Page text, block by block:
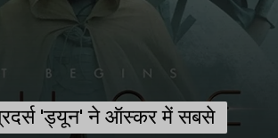
ब्रदर्स 'ड्यून' ने ऑस्कर में सबसे
ब्रदर्स 'ड्यून' ने ऑस्कर में सबसे